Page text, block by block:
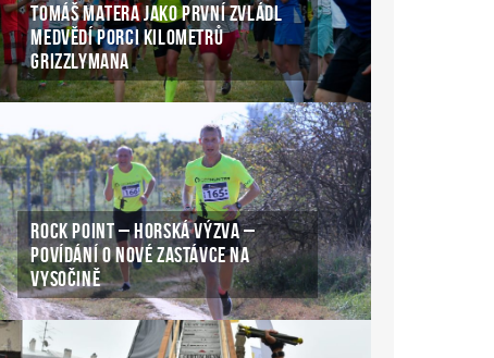
TOMÁŠ MATERA JAKO PRVNÍ ZVLÁDL
MEDVĚDÍ PORCI KILOMETRŮ
GRIZZLYMANA
ROCK POINT – HORSKÁ VÝZVA –
POVÍDÁNÍ O NOVÉ ZASTÁVCE NA
VYSOČINĚ